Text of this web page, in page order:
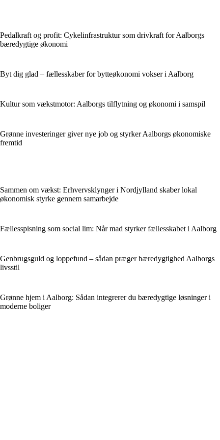
Pedalkraft og profit: Cykelinfrastruktur som drivkraft for Aalborgs
bæredygtige økonomi
Byt dig glad – fællesskaber for bytteøkonomi vokser i Aalborg
Kultur som vækstmotor: Aalborgs tilflytning og økonomi i samspil
Grønne investeringer giver nye job og styrker Aalborgs økonomiske
fremtid
Sammen om vækst: Erhvervsklynger i Nordjylland skaber lokal
økonomisk styrke gennem samarbejde
Fællesspisning som social lim: Når mad styrker fællesskabet i Aalborg
Genbrugsguld og loppefund – sådan præger bæredygtighed Aalborgs
livsstil
Grønne hjem i Aalborg: Sådan integrerer du bæredygtige løsninger i
moderne boliger